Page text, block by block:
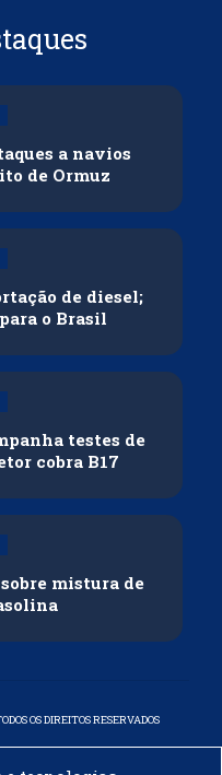
a navios
de Ormuz
de diesel;
o Brasil
testes de
cobra B17
mistura de
OS DIREITOS RESERVADOS